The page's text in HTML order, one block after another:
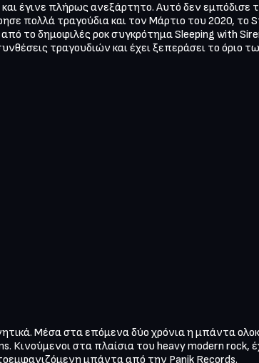
έγινε πλήρως ανεξάρτητο. Αυτό δεν εμπόδισε
πολλά τραγούδια και τον Μάρτιο του 2020, το
το δημοφιλές ροκ συγκρότημα Sleeping with
τραγουδιών και έχει ξεπεράσει το όριο
Μέσα στα επόμενα δύο χρόνια η μπάντα
Κινούμενοι στα πλαίσια του heavy modern rock,
μπάντα από την Panik Records.